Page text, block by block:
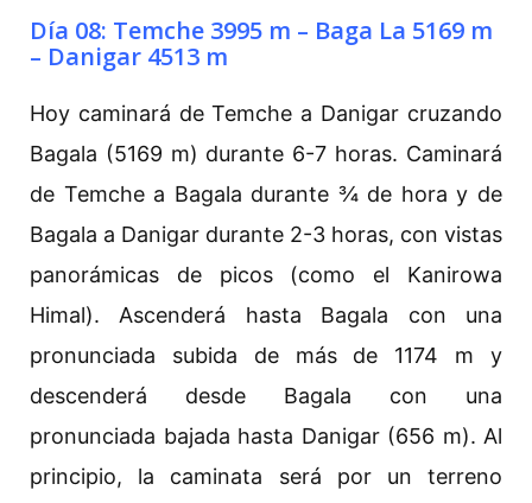
Día 08: Temche 3995 m – Baga La 5169 m
– Danigar 4513 m
Hoy caminará de Temche a Danigar cruzando
Bagala (5169 m) durante 6-7 horas. Caminará
de Temche a Bagala durante ¾ de hora y de
Bagala a Danigar durante 2-3 horas, con vistas
panorámicas de picos (como el Kanirowa
Himal). Ascenderá hasta Bagala con una
pronunciada subida de más de 1174 m y
descenderá desde Bagala con una
pronunciada bajada hasta Danigar (656 m). Al
principio, la caminata será por un terreno